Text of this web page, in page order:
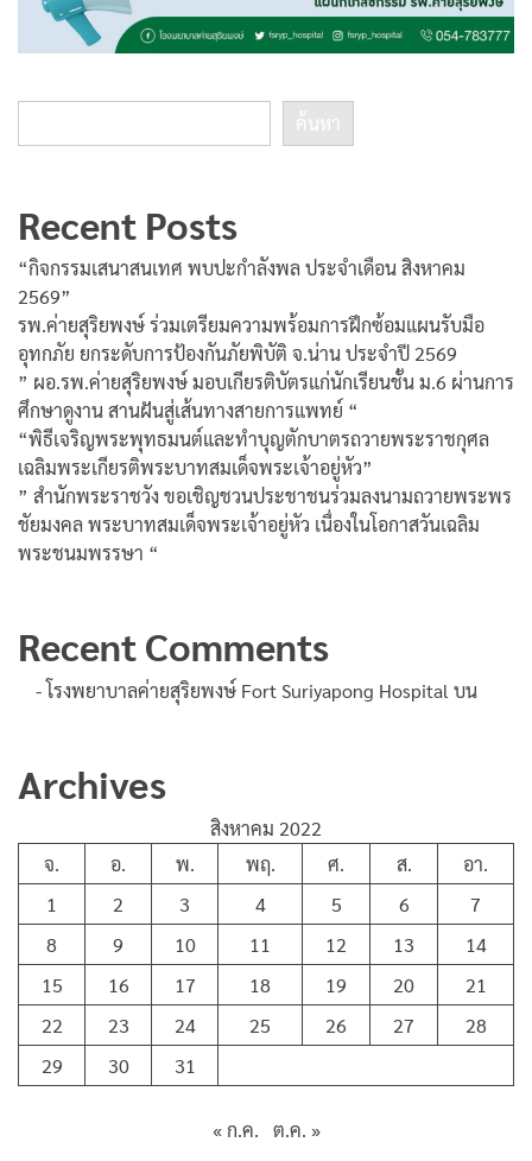
ค้นหา
Recent Posts
“กิจกรรมเสนาสนเทศ พบปะกำลังพล ประจำเดือน สิงหาคม
2569”
รพ.ค่ายสุริยพงษ์ ร่วมเตรียมความพร้อมการฝึกซ้อมแผนรับมือ
อุทกภัย ยกระดับการป้องกันภัยพิบัติ จ.น่าน ประจำปี 2569
” ผอ.รพ.ค่ายสุริยพงษ์ มอบเกียรติบัตรแก่นักเรียนชั้น ม.6 ผ่านการ
ศึกษาดูงาน สานฝันสู่เส้นทางสายการแพทย์ “
“พิธีเจริญพระพุทธมนต์และทำบุญตักบาตรถวายพระราชกุศล
เฉลิมพระเกียรติพระบาทสมเด็จพระเจ้าอยู่หัว”
” สำนักพระราชวัง ขอเชิญชวนประชาชนร่วมลงนามถวายพระพร
ชัยมงคล พระบาทสมเด็จพระเจ้าอยู่หัว เนื่องในโอกาสวันเฉลิม
พระชนมพรรษา “
Recent Comments
- โรงพยาบาลค่ายสุริยพงษ์ Fort Suriyapong Hospital บน
Archives
สิงหาคม 2022
จ.
อ. พ. พฤ. ศ. ส.
อา.
1
2 3 4 5 6
7
8
9 10 11 12 13
14
15
16 17 18 19 20
21
22
23 24 25 26 27
28
29
30 31
« ก.ค. ต.ค. »